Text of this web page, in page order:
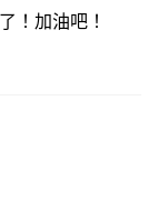
！加油吧！